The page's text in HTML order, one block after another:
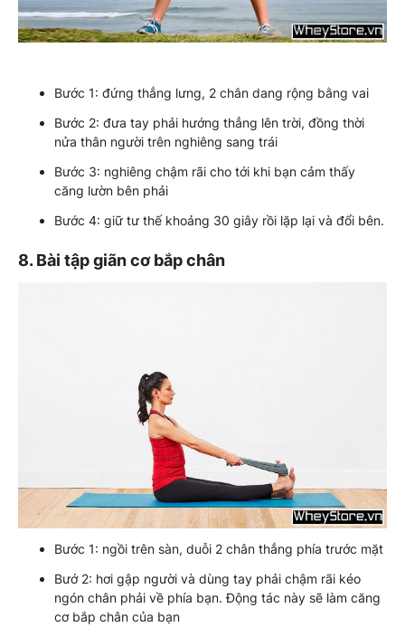
Bước 1: đứng thẳng lưng, 2 chân dang rộng bằng vai
Bước 2: đưa tay phải hướng thẳng lên trời, đồng thời
nửa thân người trên nghiêng sang trái
Bước 3: nghiêng chậm rãi cho tới khi bạn cảm thấy
căng lườn bên phải
Bước 4: giữ tư thế khoảng 30 giây rồi lặp lại và đổi bên.
8. Bài tập giãn cơ bắp chân
Bước 1: ngồi trên sàn, duỗi 2 chân thẳng phía trước mặt
Bướ 2: hơi gập người và dùng tay phải chậm rãi kéo
ngón chân phải về phía bạn. Động tác này sẽ làm căng
cơ bắp chân của bạn